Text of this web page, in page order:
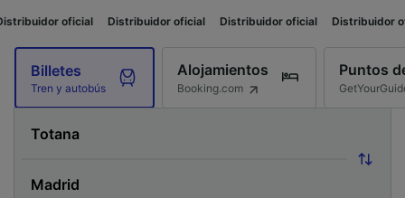
Distribuidor oficial Distribuidor oficial Distribuidor oficial
Billetes
Tren y autobús
Alojamientos
Booking.com
Puntos